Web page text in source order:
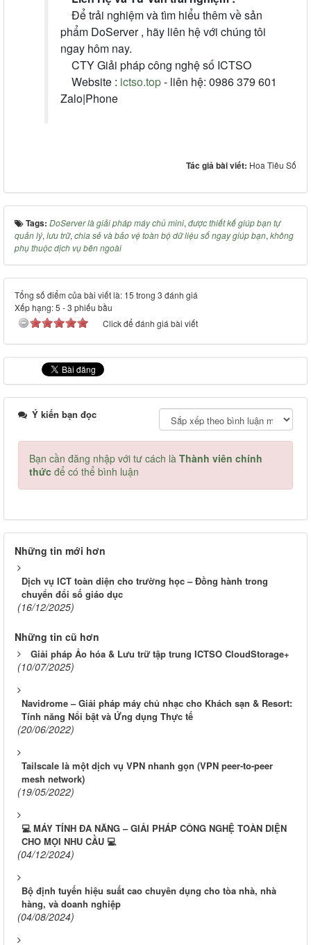
Để trải nghiệm và tìm hiểu thêm về sản
phẩm DoServer , hãy liên hệ với chúng tôi
ngay hôm nay.
CTY Giải pháp công nghệ số ICTSO
Website : ictso.top- liên hệ: 0986 379 601
Zalo|Phone
Tác giả bài viết: Hoa Tiêu Số
Tags: DoServer là giải pháp máy chủ mini, được thiết kế giúp bạn tự
quản lý, lưu trữ, chia sẻ và bảo vệ toàn bộ dữ liệu số ngay giúp bạn, không
phụ thuộc dịch vụ bên ngoài
Tổng số điểm của bài viết là: 15 trong 3 đánh giá
Xếp hạng:5 -3 phiếu bầu
Click để đánh giá bài viết
Ý kiến bạn đọc
Bạn cần đăng nhập với tư cách là Thành viên chính
thức để có thể bình luận
Những tin mới hơn
Dịch vụ ICT toàn diện cho trường học – Đồng hành trong
chuyển đổi số giáo dục
(16/12/2025)
Những tin cũ hơn
Giải pháp Ảo hóa & Lưu trữ tập trung ICTSO CloudStorage+
(10/07/2025)
Navidrome – Giải pháp máy chủ nhạc cho Khách sạn & Resort:
Tính năng Nổi bật và Ứng dụng Thực tế
(20/06/2022)
Tailscale là một dịch vụ VPN nhanh gọn (VPN peer-to-peer
mesh network)
(19/05/2022)
💻 MÁY TÍNH ĐA NĂNG – GIẢI PHÁP CÔNG NGHỆ TOÀN DIỆN
CHO MỌI NHU CẦU 💻
(04/12/2024)
Bộ định tuyến hiệu suất cao chuyên dụng cho tòa nhà, nhà
hàng, và doanh nghiệp
(04/08/2024)